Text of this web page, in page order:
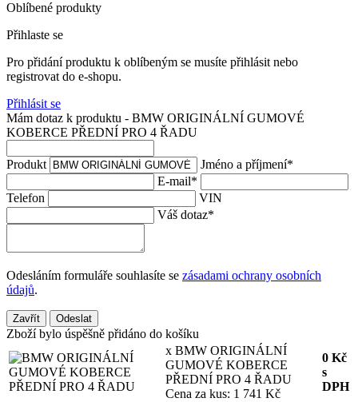
Oblíbené produkty
Přihlaste se
Pro přidání produktu k oblíbeným se musíte přihlásit nebo
registrovat do e-shopu.
Přihlásit se
Mám dotaz k produktu - BMW ORIGINÁLNÍ GUMOVÉ
KOBERCE PŘEDNÍ PRO 4 ŘADU
Produkt Jméno a příjmení*
E-mail*
Telefon
VIN
Váš dotaz*
Odesláním formuláře souhlasíte se zásadami ochrany osobních
údajů.
Zavřít Odeslat
Zboží bylo úspěšně přidáno do košíku
x BMW ORIGINÁLNÍ
GUMOVÉ KOBERCE
PŘEDNÍ PRO 4 ŘADU
Cena za kus: 1 741 Kč
0 Kč
s
DPH